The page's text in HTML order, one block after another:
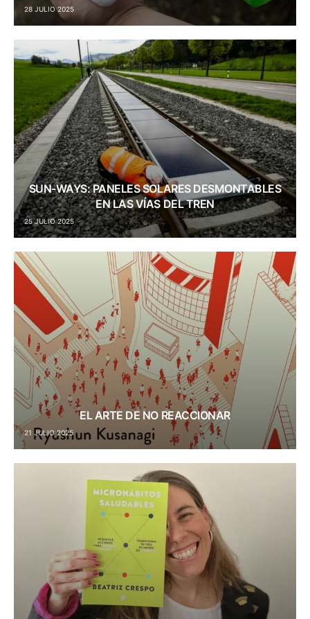
28 JULIO 2025
SUN-WAYS: PANELES SOLARES DESMONTABLES
EN LAS VÍAS DEL TREN
25 JULIO 2025
EL ARTE DE NO REACCIONAR
21 JULIO 2025